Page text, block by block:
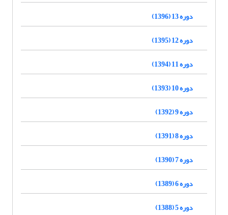
دوره 13 (1396)
دوره 12 (1395)
دوره 11 (1394)
دوره 10 (1393)
دوره 9 (1392)
دوره 8 (1391)
دوره 7 (1390)
دوره 6 (1389)
دوره 5 (1388)